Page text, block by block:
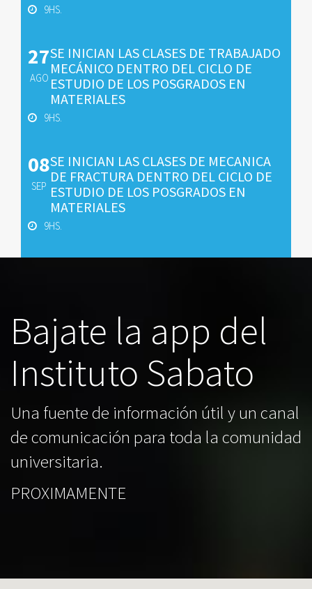
9HS.
27
AGO
SE INICIAN LAS CLASES DE TRABAJADO
MECÁNICO DENTRO DEL CICLO DE
ESTUDIO DE LOS POSGRADOS EN
MATERIALES
9HS.
08
SEP
SE INICIAN LAS CLASES DE MECANICA
DE FRACTURA DENTRO DEL CICLO DE
ESTUDIO DE LOS POSGRADOS EN
MATERIALES
9HS.
Bajate la app del
Instituto Sabato
Una fuente de información útil y un canal
de comunicación para toda la comunidad
universitaria.
PROXIMAMENTE